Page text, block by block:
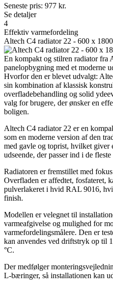
Seneste pris: 977 kr.
Se detaljer
4
Effektiv varmefordeling
Altech C4 radiator 22 - 600 x
En kompakt og stilren radiator fra
panelopbygning med et moderne
Hvorfor den er blevet udvalgt:
sin kombination af klassisk
overfladebehandling og solid
valg for brugere, der ønsker en
boligen.
Altech C4 radiator 22 er en
som en moderne version af den
med gavle og toprist, hvilket giver
udseende, der passer ind i de
Radiatoren er fremstillet med
Overfladen er affedtet, fosfateret,
pulverlakeret i hvid RAL 9016,
finish.
Modellen er velegnet til
varmeafgivelse og mulighed for
varmefordelingsmålere. Den er
kan anvendes ved driftstryk op til
°C.
Der medfølger
L-bæringer, så installationen kan